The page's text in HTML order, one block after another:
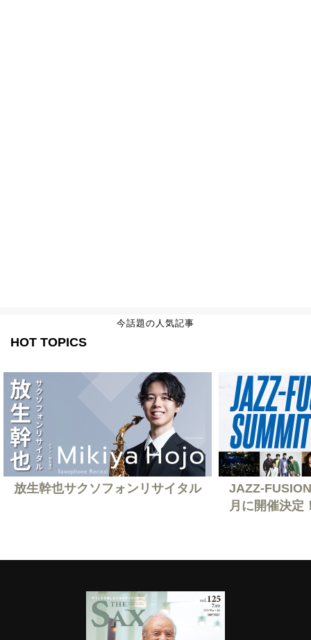
今話題の人気記事
HOT TOPICS
放生幹也サクソフォンリサイタル
JAZZ-
月に開催決定